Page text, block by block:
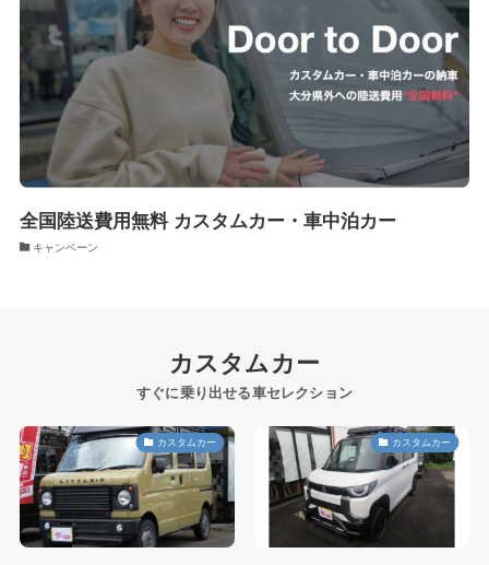
全国陸送費用無料 カスタムカー・車中泊カー
キャンペーン
カスタムカー
すぐに乗り出せる車セレクション
カスタムカー カスタムカー